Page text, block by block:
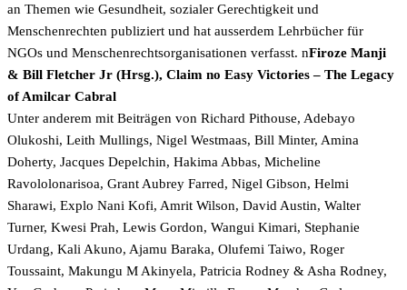
an Themen wie Gesundheit, sozialer Gerechtigkeit und
Menschenrechten publiziert und hat ausserdem Lehrbücher für
NGOs und Menschenrechtsorganisationen verfasst. nFiroze Manji
& Bill Fletcher Jr (Hrsg.), Claim no Easy Victories – The Legacy
of Amilcar Cabral
Unter anderem mit Beiträgen von Richard Pithouse, Adebayo
Olukoshi, Leith Mullings, Nigel Westmaas, Bill Minter, Amina
Doherty, Jacques Depelchin, Hakima Abbas, Micheline
Ravololonarisoa, Grant Aubrey Farred, Nigel Gibson, Helmi
Sharawi, Explo Nani Kofi, Amrit Wilson, David Austin, Walter
Turner, Kwesi Prah, Lewis Gordon, Wangui Kimari, Stephanie
Urdang, Kali Akuno, Ajamu Baraka, Olufemi Taiwo, Roger
Toussaint, Makungu M Akinyela, Patricia Rodney & Asha Rodney,